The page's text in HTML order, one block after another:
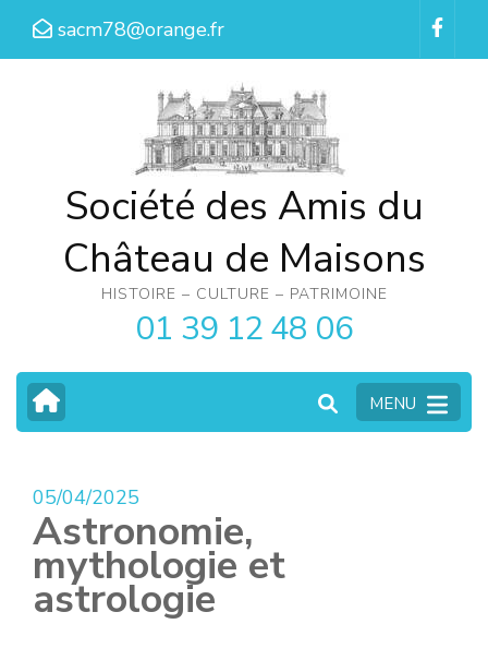
Aller
sacm78@orange.fr
Société des Amis du
Château de Maisons
HISTOIRE – CULTURE – PATRIMOINE
01 39 12 48 06
MENU
05/04/2025
Astronomie,
mythologie et
astrologie